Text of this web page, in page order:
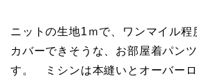
ニットの生地1ｍで、ワンマイル程
カバーできそうな、お部屋着パン
す。 ミシンは本縫いとオーバー